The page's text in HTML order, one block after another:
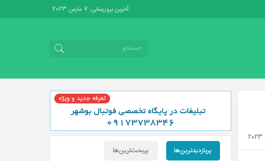
آخرین بروزرسانی: 7 مارس 2023
پربازدیدترین‌ها پربحث‌ترین‌ها